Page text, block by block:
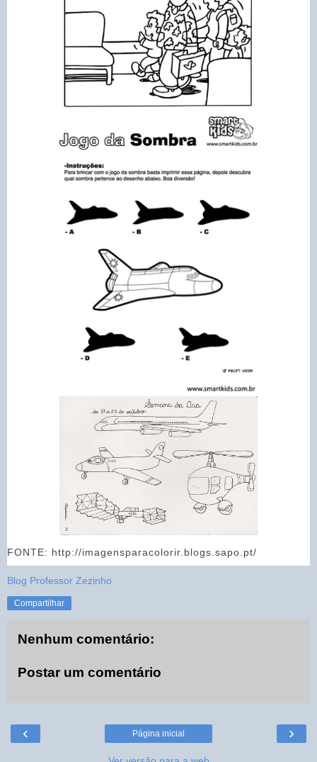
FONTE: http://imagensparacolorir.blogs.sapo.pt/
Blog Professor Zezinho
Compartilhar
Nenhum comentário:
Postar um comentário
‹ ›
Página inicial